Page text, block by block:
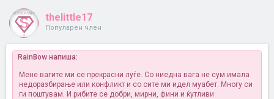
thelittle17
Популарен член
RainBow напиша:
Мене вагите ми се прекрасни луѓе. Со ниедна вага не сум имала
недоразбирање или конфликт и со сите ми идел муабет. Многу си
ги поштувам. И рибите се добри, мирни, фини и ќутливи